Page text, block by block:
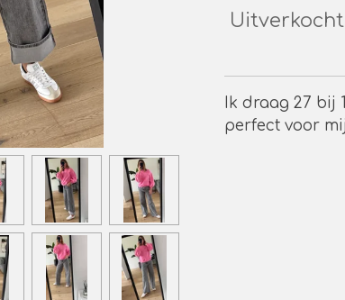
Uitverkocht
Ik draag 27 bij
perfect voor